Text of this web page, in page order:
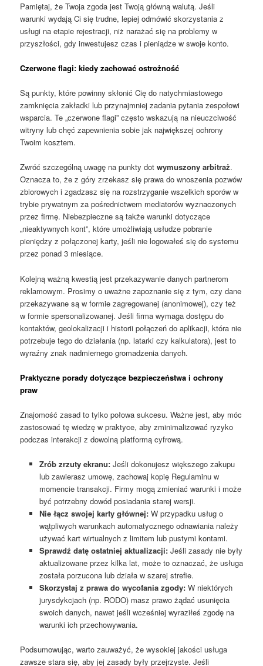
Pamiętaj, że Twoja zgoda jest Twoją główną walutą. Jeśli
warunki wydają Ci się trudne, lepiej odmówić skorzystania z
usługi na etapie rejestracji, niż narażać się na problemy w
przyszłości, gdy inwestujesz czas i pieniądze w swoje konto.
Czerwone flagi: kiedy zachować ostrożność
Są punkty, które powinny skłonić Cię do natychmiastowego
zamknięcia zakładki lub przynajmniej zadania pytania zespołowi
wsparcia. Te „czerwone flagi” często wskazują na nieuczciwość
witryny lub chęć zapewnienia sobie jak największej ochrony
Twoim kosztem.
Zwróć szczególną uwagę na punkty dotwymuszony arbitraż.
Oznacza to, że z góry zrzekasz się prawa do wnoszenia pozwów
zbiorowych i zgadzasz się na rozstrzyganie wszelkich sporów w
trybie prywatnym za pośrednictwem mediatorów wyznaczonych
przez firmę. Niebezpieczne są także warunki dotyczące
„nieaktywnych kont”, które umożliwiają usłudze pobranie
pieniędzy z połączonej karty, jeśli nie logowałeś się do systemu
przez ponad 3 miesiące.
Kolejną ważną kwestią jest przekazywanie danych partnerom
reklamowym. Prosimy o uważne zapoznanie się z tym, czy dane
przekazywane są w formie zagregowanej (anonimowej), czy też
w formie spersonalizowanej. Jeśli firma wymaga dostępu do
kontaktów, geolokalizacji i historii połączeń do aplikacji, która nie
potrzebuje tego do działania (np. latarki czy kalkulatora), jest to
wyraźny znak nadmiernego gromadzenia danych.
Praktyczne porady dotyczące bezpieczeństwa i ochrony
praw
Znajomość zasad to tylko połowa sukcesu. Ważne jest, aby móc
zastosować tę wiedzę w praktyce, aby zminimalizować ryzyko
podczas interakcji z dowolną platformą cyfrową.
Zrób zrzuty ekranu:Jeśli dokonujesz większego zakupu
lub zawierasz umowę, zachowaj kopię Regulaminu w
momencie transakcji. Firmy mogą zmieniać warunki i może
być potrzebny dowód posiadania starej wersji.
Nie łącz swojej karty głównej:W przypadku usług o
wątpliwych warunkach automatycznego odnawiania należy
używać kart wirtualnych z limitem lub pustymi kontami.
Sprawdź datę ostatniej aktualizacji:Jeśli zasady nie były
aktualizowane przez kilka lat, może to oznaczać, że usługa
została porzucona lub działa w szarej strefie.
Skorzystaj z prawa do wycofania zgody:W niektórych
jurysdykcjach (np. RODO) masz prawo żądać usunięcia
swoich danych, nawet jeśli wcześniej wyraziłeś zgodę na
warunki ich przechowywania.
Podsumowując, warto zauważyć, że wysokiej jakości usługa
zawsze stara się, aby jej zasady były przejrzyste. Jeśli